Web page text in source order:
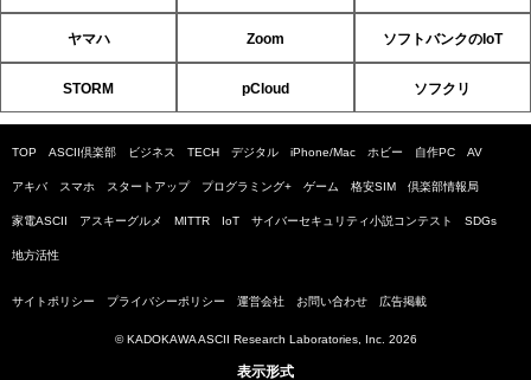
ヤマハ Zoom ソフトバンクのIoT
STORM pCloud ソフクリ
TOP ASCII倶楽部 ビジネス TECH デジタル iPhone/Mac ホビー 自作PC AV
アキバ スマホ スタートアップ プログラミング+ ゲーム 格安SIM 倶楽部情報局
家電ASCII アスキーグルメ MITTR IoT サイバーセキュリティ小説コンテスト SDGs
地方活性
サイトポリシー プライバシーポリシー 運営会社 お問い合わせ 広告掲載
© KADOKAWA ASCII Research Laboratories, Inc. 2026
表示形式